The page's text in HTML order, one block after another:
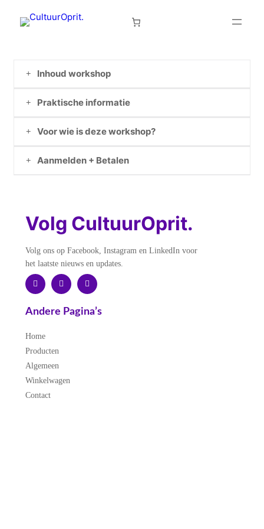
Inhoud workshop
Praktische informatie
Voor wie is deze workshop?
Aanmelden + Betalen
Volg CultuurOprit.
Volg ons op Facebook, Instagram en LinkedIn voor
het laatste nieuws en updates.
Andere Pagina’s
Home
Producten
Algemeen
Winkelwagen
Contact